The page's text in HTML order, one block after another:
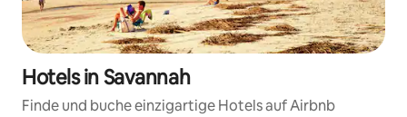
Hotels in Savannah
Finde und buche einzigartige Hotels auf Airbnb